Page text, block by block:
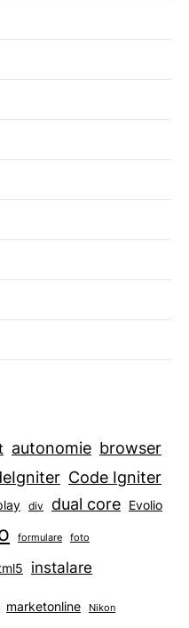
autonomie browser
Code Igniter
div dual core Evolio
formulare foto
instalare
marketonline Nikon